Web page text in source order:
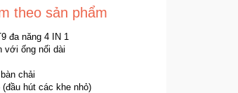
theo sản phẩm
đa năng 4 IN 1
với ống nối dài
chải
hút các khe nhỏ)